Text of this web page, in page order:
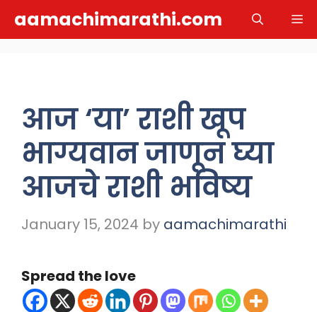
aamachimarathi.com
आज ‘या’ राशी खूप
भाग्यवान जाणून घ्या
आजचे राशी भविष्य
January 15, 2024 by aamachimarathi
Spread the love